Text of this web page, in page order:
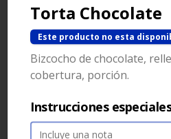
No
Torta Chocolate
Este producto no esta
Bizcocho de chocolate,
cobertura, porción.
Instrucciones